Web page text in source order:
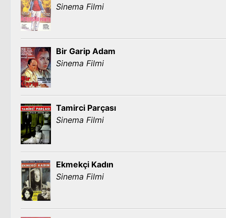
Sinema Filmi
Bir Garip Adam
Sinema Filmi
Tamirci Parçası
Sinema Filmi
Ekmekçi Kadın
Sinema Filmi